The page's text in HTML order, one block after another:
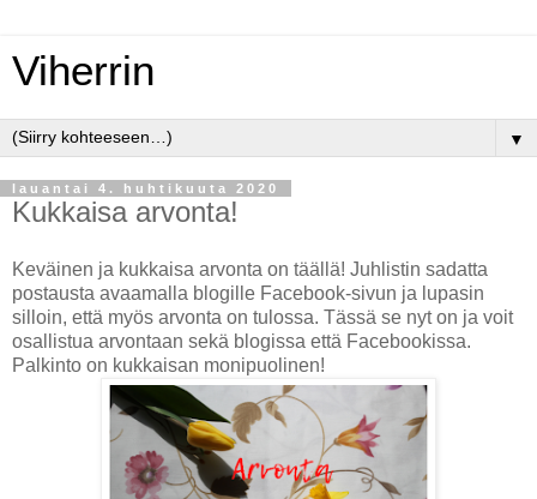
Viherrin
▼
lauantai 4. huhtikuuta 2020
Kukkaisa arvonta!
Keväinen ja kukkaisa arvonta on täällä! Juhlistin sadatta
postausta avaamalla blogille Facebook-sivun ja lupasin
silloin, että myös arvonta on tulossa. Tässä se nyt on ja voit
osallistua arvontaan sekä blogissa että Facebookissa.
Palkinto on kukkaisan monipuolinen!